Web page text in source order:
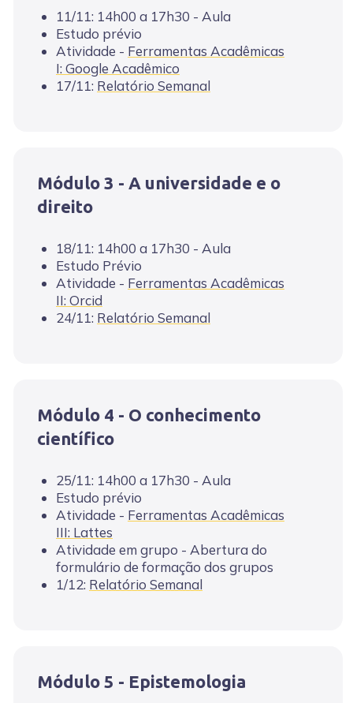
11/11: 14h00 a 17h30 - Aula
Estudo prévio
Atividade - Ferramentas Acadêmicas
I: Google Acadêmico
17/11: Relatório Semanal
Módulo 3 - A universidade e o
direito
18/11: 14h00 a 17h30 - Aula
Estudo Prévio
Atividade - Ferramentas Acadêmicas
II: Orcid
24/11: Relatório Semanal
Módulo 4 - O conhecimento
científico
25/11: 14h00 a 17h30 - Aula
Estudo prévio
Atividade - Ferramentas Acadêmicas
III: Lattes
Atividade em grupo - Abertura do
formulário de formação dos grupos
1/12: Relatório Semanal
Módulo 5 - Epistemologia